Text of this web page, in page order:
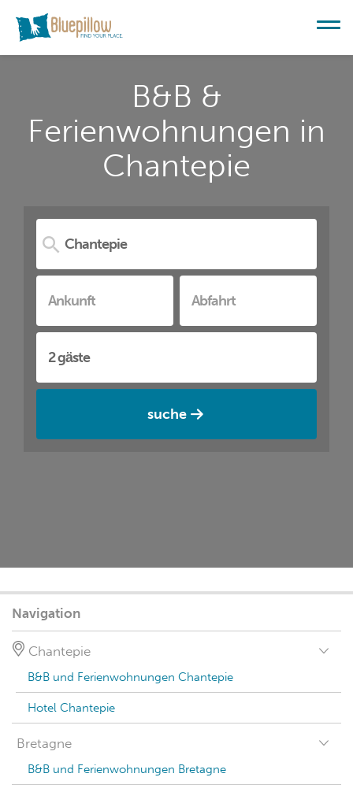
B&B &
Ferienwohnungen in
Chantepie
suche
Navigation
Chantepie
B&B und Ferienwohnungen Chantepie
Hotel Chantepie
Bretagne
B&B und Ferienwohnungen Bretagne